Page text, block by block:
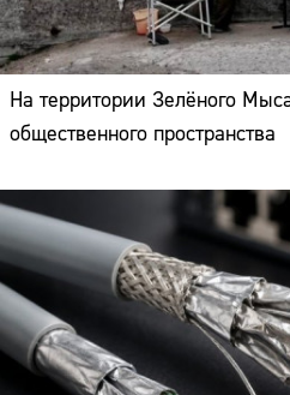
На территории Зелёного
общественного пространства